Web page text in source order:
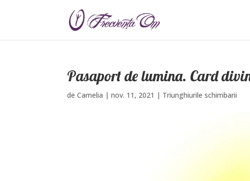
Pasaport de lumina. Card
deCamelia |nov. 11, 2021 | Triunghiurile schimbarii